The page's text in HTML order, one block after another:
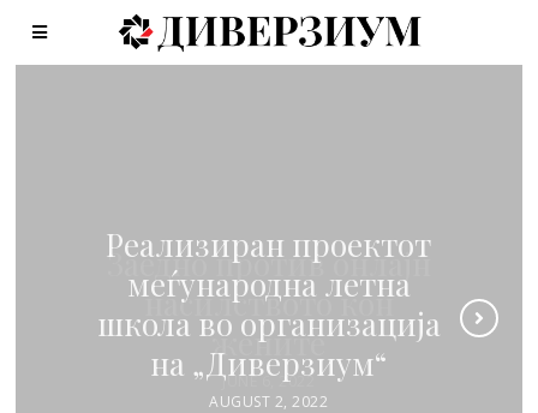
Реализиран проектот
меѓународна летна
школа во организација
на „Диверзиум“
AUGUST 2, 2022
Заедно против онлајн
насилството кон
жените
JUNE 6, 2022
социјалниот и
хуманитарен проект
„Ден на друштвени
игри со стари лица“